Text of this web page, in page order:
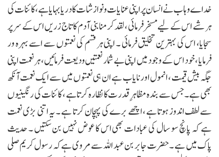
خداے وہاب نے انسان پر اپنی عنایات و نوازشات کا دریا بہایا ہے ، کائنات کی
ہر شے اس کے لیے مسخرفرمائی ، لقد کرمنابنی آدم کا تاج زریں اس کے سر پر
سجایا، اس کی بہترین تخلیق فرمائی ۔ اپنی ہر قسم کی نعمتوں سے اسے بہرہ ور
فرمایا ، خود اس کے وجود میں اپنی بے شمار نعمتیں ودیعت فرمائیں، ہر نعمت اپنی
جگہ بیش قیمت ، انمول اور نایاب ہے ان ہی نعمتوں میں سے ایک نعمت آنکھ
بھی ہے۔ جس سے بندہ مظاہر ِقدرت کا نظارہ کرتا ہے ، کائنات کی رنگینیوں
سے لطف اندوز ہوتا ہے ، اچھے برے کی پہچان کرتا ہے ۔ یہ اتنی بڑی نعمت
ہے کہ پانچ سو سال کی عبادات بھی اس کا عوض نہیں بن سکتیں ۔ حدیث
پاک میں ہے ۔ حضرت جابر بن عبد اللہ سے مروی ہے کہ رسول کریم صلی